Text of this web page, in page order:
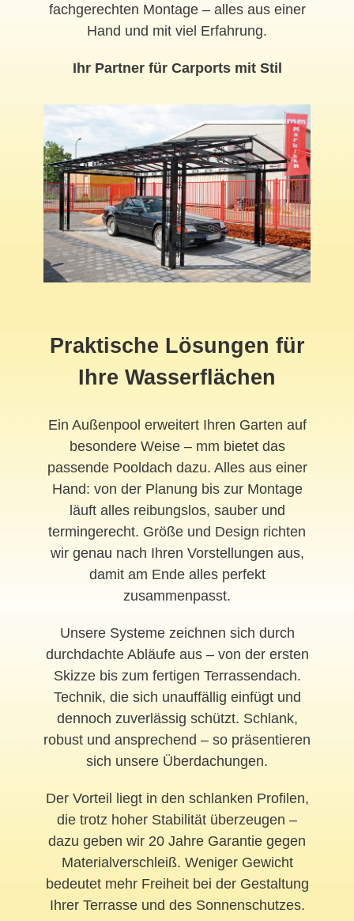
fachgerechten Montage – alles aus einer
Hand und mit viel Erfahrung.
Ihr Partner für Carports mit Stil
Praktische Lösungen für
Ihre Wasserflächen
Ein Außenpool erweitert Ihren Garten auf
besondere Weise – mm bietet das
passende Pooldach dazu. Alles aus einer
Hand: von der Planung bis zur Montage
läuft alles reibungslos, sauber und
termingerecht. Größe und Design richten
wir genau nach Ihren Vorstellungen aus,
damit am Ende alles perfekt
zusammenpasst.
Unsere Systeme zeichnen sich durch
durchdachte Abläufe aus – von der ersten
Skizze bis zum fertigen Terrassendach.
Technik, die sich unauffällig einfügt und
dennoch zuverlässig schützt. Schlank,
robust und ansprechend – so präsentieren
sich unsere Überdachungen.
Der Vorteil liegt in den schlanken Profilen,
die trotz hoher Stabilität überzeugen –
dazu geben wir 20 Jahre Garantie gegen
Materialverschleiß. Weniger Gewicht
bedeutet mehr Freiheit bei der Gestaltung
Ihrer Terrasse und des Sonnenschutzes.